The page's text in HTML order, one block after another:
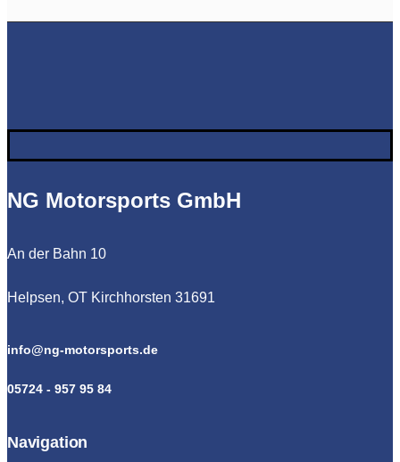
NG Motorsports GmbH
An der Bahn 10
Helpsen, OT Kirchhorsten 31691
info@ng-motorsports.de
05724 - 957 95 84
Navigation